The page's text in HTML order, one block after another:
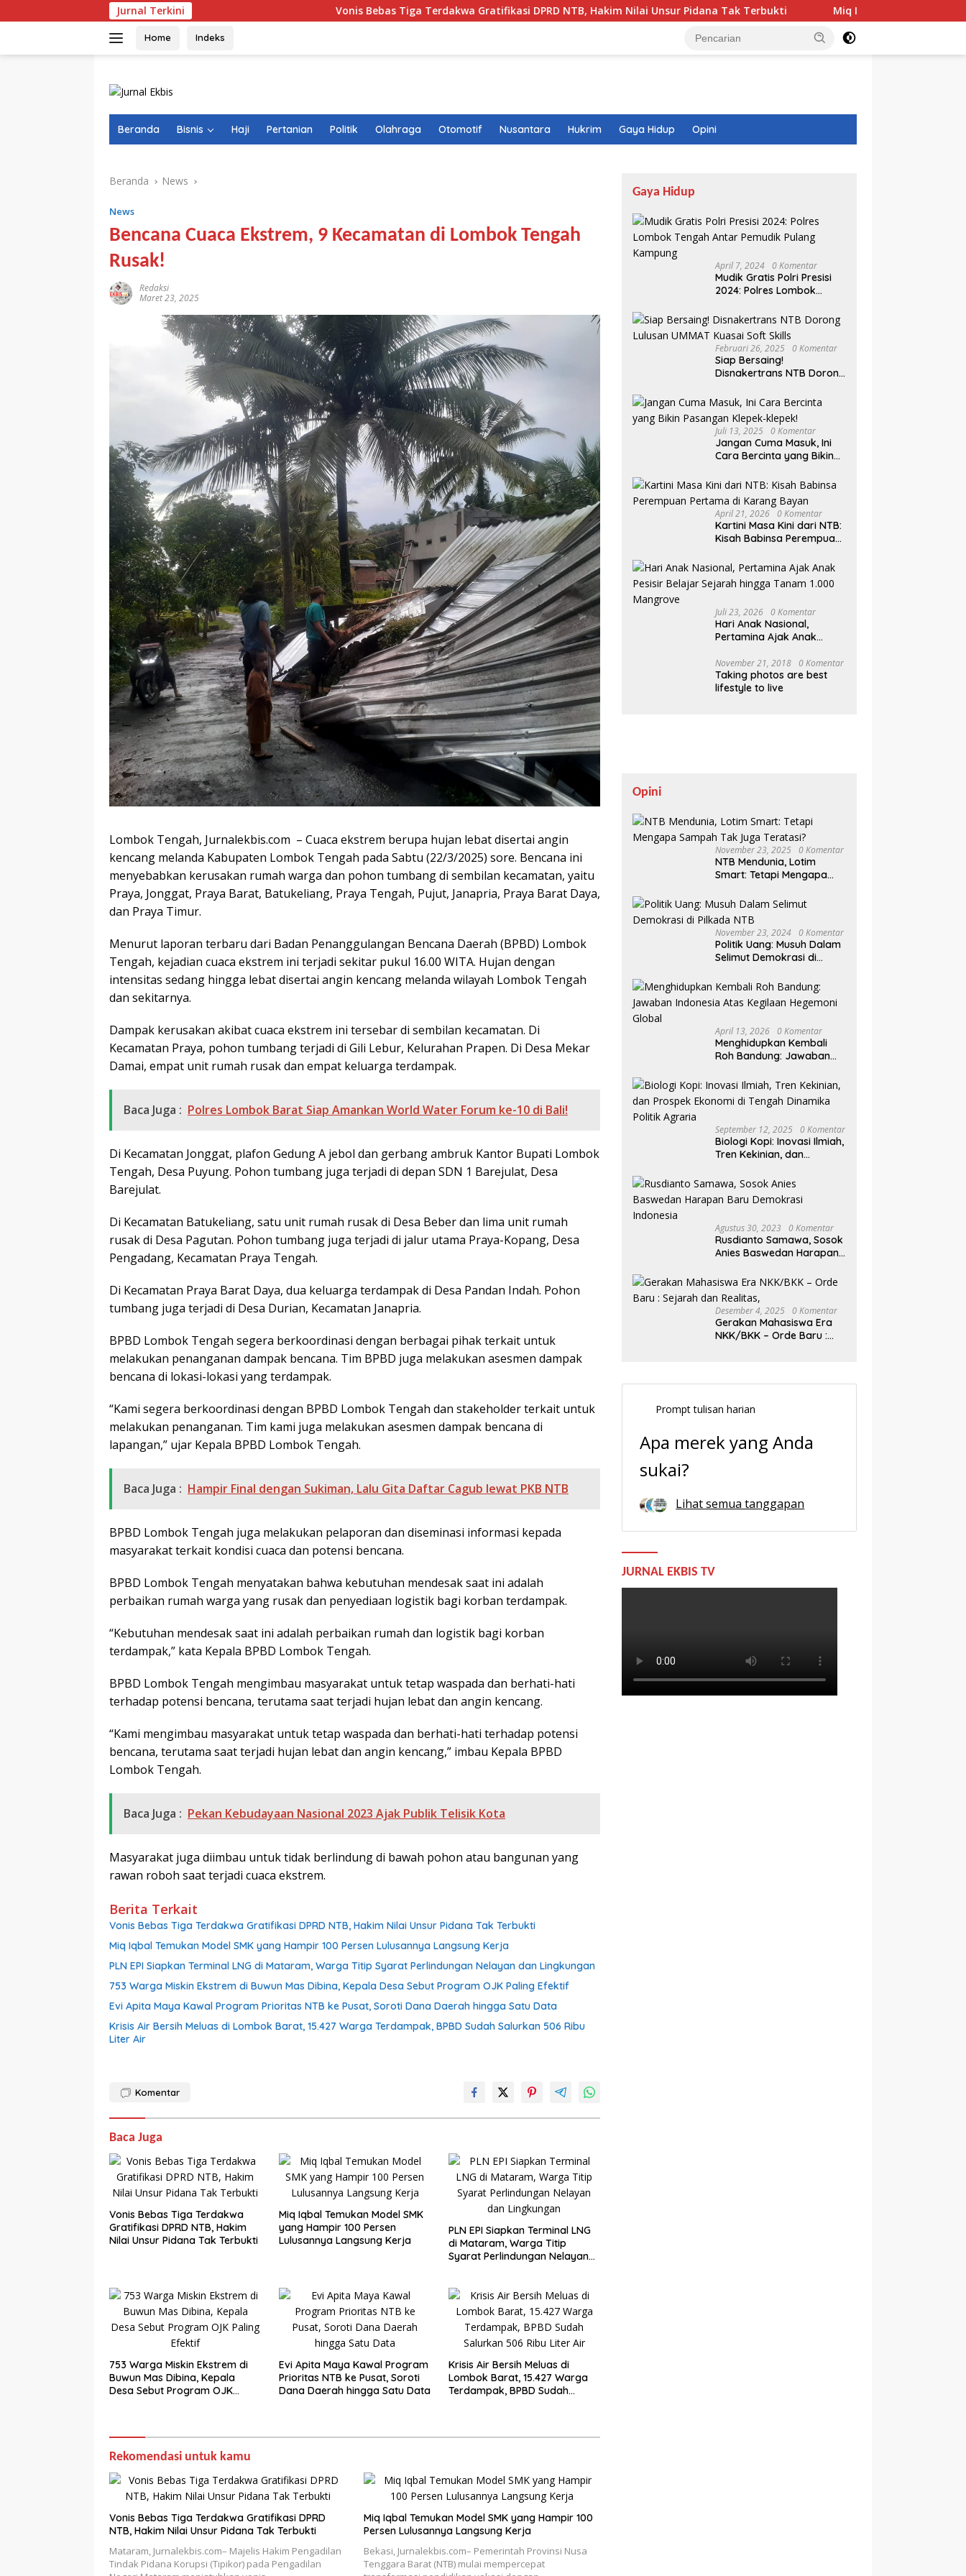
ke
Jurnal Terkini Vonis Bebas Tiga Terdakwa Gratifikasi DPRD NTB, Hakim Nilai Unsur Pidana Tak Terbukti Miq Iqbal Temukan Model SMK yang
Home Indeks
Beranda Bisnis Haji Pertanian Politik Olahraga Otomotif Nusantara Hukrim Gaya Hidup Opini
Beranda News
News
Bencana Cuaca Ekstrem, 9 Kecamatan di Lombok Tengah
Rusak!
Redaksi
Maret 23, 2025
Lombok Tengah, Jurnalekbis.com – Cuaca ekstrem berupa hujan lebat disertai angin
kencang melanda Kabupaten Lombok Tengah pada Sabtu (22/3/2025) sore. Bencana ini
menyebabkan kerusakan rumah warga dan pohon tumbang di sembilan kecamatan, yaitu
Praya, Jonggat, Praya Barat, Batukeliang, Praya Tengah, Pujut, Janapria, Praya Barat Daya,
dan Praya Timur.
Menurut laporan terbaru dari Badan Penanggulangan Bencana Daerah (BPBD) Lombok
Tengah, kejadian cuaca ekstrem ini terjadi sekitar pukul 16.00 WITA. Hujan dengan
intensitas sedang hingga lebat disertai angin kencang melanda wilayah Lombok Tengah
dan sekitarnya.
Dampak kerusakan akibat cuaca ekstrem ini tersebar di sembilan kecamatan. Di
Kecamatan Praya, pohon tumbang terjadi di Gili Lebur, Kelurahan Prapen. Di Desa Mekar
Damai, empat unit rumah rusak dan empat keluarga terdampak.
Baca Juga : Polres Lombok Barat Siap Amankan World Water Forum ke-10 di Bali!
Di Kecamatan Jonggat, plafon Gedung A jebol dan gerbang ambruk Kantor Bupati Lombok
Tengah, Desa Puyung. Pohon tumbang juga terjadi di depan SDN 1 Barejulat, Desa
Barejulat.
Di Kecamatan Batukeliang, satu unit rumah rusak di Desa Beber dan lima unit rumah
rusak di Desa Pagutan. Pohon tumbang juga terjadi di jalur utama Praya-Kopang, Desa
Pengadang, Kecamatan Praya Tengah.
Di Kecamatan Praya Barat Daya, dua keluarga terdampak di Desa Pandan Indah. Pohon
tumbang juga terjadi di Desa Durian, Kecamatan Janapria.
BPBD Lombok Tengah segera berkoordinasi dengan berbagai pihak terkait untuk
melakukan penanganan dampak bencana. Tim BPBD juga melakukan asesmen dampak
bencana di lokasi-lokasi yang terdampak.
“Kami segera berkoordinasi dengan BPBD Lombok Tengah dan stakeholder terkait untuk
melakukan penanganan. Tim kami juga melakukan asesmen dampak bencana di
lapangan,” ujar Kepala BPBD Lombok Tengah.
Baca Juga : Hampir Final dengan Sukiman, Lalu Gita Daftar Cagub lewat PKB NTB
BPBD Lombok Tengah juga melakukan pelaporan dan diseminasi informasi kepada
masyarakat terkait kondisi cuaca dan potensi bencana.
BPBD Lombok Tengah menyatakan bahwa kebutuhan mendesak saat ini adalah
perbaikan rumah warga yang rusak dan penyediaan logistik bagi korban terdampak.
“Kebutuhan mendesak saat ini adalah perbaikan rumah dan logistik bagi korban
terdampak,” kata Kepala BPBD Lombok Tengah.
BPBD Lombok Tengah mengimbau masyarakat untuk tetap waspada dan berhati-hati
terhadap potensi bencana, terutama saat terjadi hujan lebat dan angin kencang.
“Kami mengimbau masyarakat untuk tetap waspada dan berhati-hati terhadap potensi
bencana, terutama saat terjadi hujan lebat dan angin kencang,” imbau Kepala BPBD
Lombok Tengah.
Baca Juga : Pekan Kebudayaan Nasional 2023 Ajak Publik Telisik Kota
Masyarakat juga diimbau untuk tidak berlindung di bawah pohon atau bangunan yang
rawan roboh saat terjadi cuaca ekstrem.
Berita Terkait
Vonis Bebas Tiga Terdakwa Gratifikasi DPRD NTB, Hakim Nilai Unsur Pidana Tak Terbukti
Miq Iqbal Temukan Model SMK yang Hampir 100 Persen Lulusannya Langsung Kerja
PLN EPI Siapkan Terminal LNG di Mataram, Warga Titip Syarat Perlindungan Nelayan dan Lingkungan
753 Warga Miskin Ekstrem di Buwun Mas Dibina, Kepala Desa Sebut Program OJK Paling Efektif
Evi Apita Maya Kawal Program Prioritas NTB ke Pusat, Soroti Dana Daerah hingga Satu Data
Krisis Air Bersih Meluas di Lombok Barat, 15.427 Warga Terdampak, BPBD Sudah Salurkan 506 Ribu
Liter Air
Komentar
Baca Juga
Vonis Bebas Tiga Terdakwa
Gratifikasi DPRD NTB, Hakim
Nilai Unsur Pidana Tak Terbukti
Miq Iqbal Temukan Model SMK
yang Hampir 100 Persen
Lulusannya Langsung Kerja
PLN EPI Siapkan Terminal LNG
di Mataram, Warga Titip
Syarat Perlindungan Nelayan
753 Warga Miskin Ekstrem di
Buwun Mas Dibina, Kepala
Desa Sebut Program OJK
Evi Apita Maya Kawal Program
Prioritas NTB ke Pusat, Soroti
Dana Daerah hingga Satu Data
Krisis Air Bersih Meluas di
Lombok Barat, 15.427 Warga
Terdampak, BPBD Sudah
Rekomendasi untuk kamu
Vonis Bebas Tiga Terdakwa Gratifikasi DPRD
NTB, Hakim Nilai Unsur Pidana Tak Terbukti
Mataram, Jurnalekbis.com– Majelis Hakim Pengadilan
Tindak Pidana Korupsi (Tipikor) pada Pengadilan
Miq Iqbal Temukan Model SMK yang Hampir 100
Persen Lulusannya Langsung Kerja
Bekasi, Jurnalekbis.com– Pemerintah Provinsi Nusa
Tenggara Barat (NTB) mulai mempercepat
Gaya Hidup
April 7, 2024 0 Komentar
Mudik Gratis Polri Presisi
2024: Polres Lombok
Pulang Kampung
Februari 26, 2025 0 Komentar
Siap Bersaing!
Disnakertrans NTB Dorong
Soft Skills
Juli 13, 2025 0 Komentar
Jangan Cuma Masuk, Ini
Cara Bercinta yang Bikin
April 21, 2026 0 Komentar
Kartini Masa Kini dari NTB:
Kisah Babinsa Perempuan
Juli 23, 2026 0 Komentar
Hari Anak Nasional,
Pertamina Ajak Anak
hingga Tanam 1.000
Mangrove
November 21, 2018 0 Komentar
Taking photos are best
lifestyle to live
Opini
November 23, 2025 0 Komentar
NTB Mendunia, Lotim
Smart: Tetapi Mengapa
Teratasi?
November 23, 2024 0 Komentar
Politik Uang: Musuh Dalam
Selimut Demokrasi di
April 13, 2026 0 Komentar
Menghidupkan Kembali
Roh Bandung: Jawaban
Hegemoni Global
September 12, 2025 0 Komentar
Biologi Kopi: Inovasi Ilmiah,
Tren Kekinian, dan
Tengah Dinamika Politik
Agraria
Agustus 30, 2023 0 Komentar
Rusdianto Samawa, Sosok
Anies Baswedan Harapan
Desember 4, 2025 0 Komentar
Gerakan Mahasiswa Era
NKK/BKK – Orde Baru :
Prompt tulisan harian
Apa merek yang Anda
sukai?
Lihat semua tanggapan
JURNAL EKBIS TV